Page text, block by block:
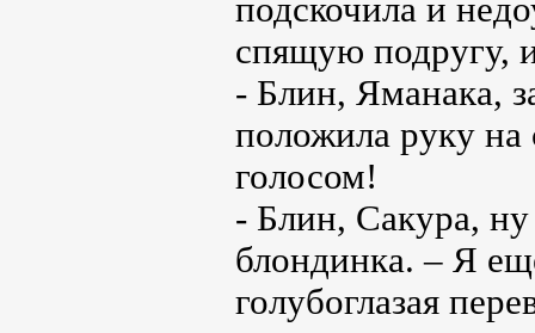
подскочила и
спящую подругу,
- Блин, Яманака,
положила руку
голосом!
- Блин, Сакура, ну
блондинка. – Я
голубоглазая